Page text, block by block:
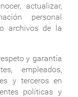
actualizar,
personal
archivos de la
y garantía
empleados,
y terceros en
políticas y